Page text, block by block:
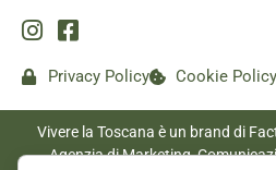
Privacy Policy Cookie Policy
Vivere la Toscana è un brand di
Agenzia di Marketing,